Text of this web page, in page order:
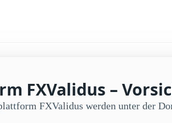
FXValidus –
FXValidus werden unter der